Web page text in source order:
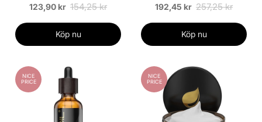
123,90 kr 154,25 kr
Köp nu
192,45 kr 257,25 kr
Köp nu
NICE
PRICE
NICE
PRICE